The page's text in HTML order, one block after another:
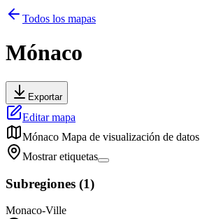
Todos los mapas
Mónaco
Exportar
Editar mapa
Mónaco Mapa de visualización de datos
Mostrar etiquetas
Subregiones (1)
Monaco-Ville